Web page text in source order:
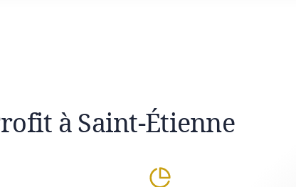
à Saint-Étienne